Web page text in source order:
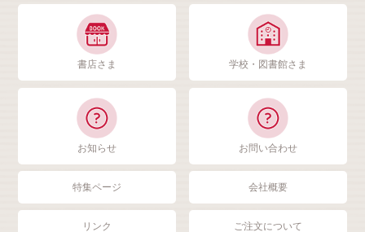
書店さま 学校・図書館さま
お知らせ お問い合わせ
特集ページ 会社概要
リンク ご注文について